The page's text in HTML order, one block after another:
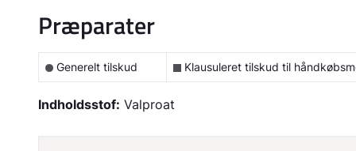
Præparater
Generelt tilskud Klausuleret tilskud til
Indholdsstof: Valproat